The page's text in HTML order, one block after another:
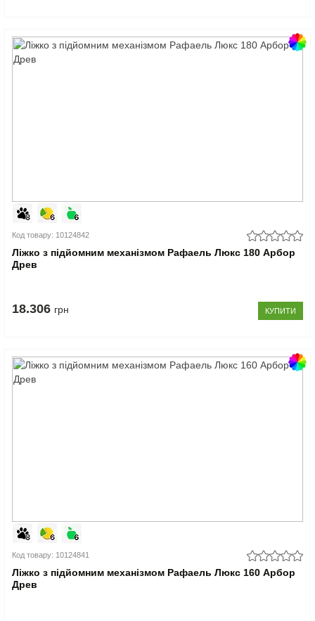
Код товару: 10124842
Ліжко з підйомним механізмом Рафаель Люкс 180 Арбор
Древ
18.306 грн КУПИТИ
Код товару: 10124841
Ліжко з підйомним механізмом Рафаель Люкс 160 Арбор
Древ